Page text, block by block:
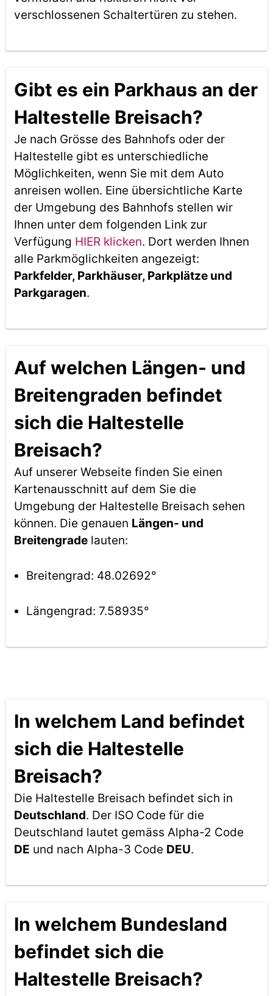
verschlossenen Schaltertüren zu stehen.
Gibt es ein Parkhaus an der
Haltestelle Breisach?
Je nach Grösse des Bahnhofs oder der
Haltestelle gibt es unterschiedliche
Möglichkeiten, wenn Sie mit dem Auto
anreisen wollen. Eine übersichtliche Karte
der Umgebung des Bahnhofs stellen wir
Ihnen unter dem folgenden Link zur
Verfügung HIER klicken. Dort werden Ihnen
alle Parkmöglichkeiten angezeigt:
Parkfelder, Parkhäuser, Parkplätze und
Parkgaragen.
Auf welchen Längen- und
Breitengraden befindet
sich die Haltestelle
Breisach?
Auf unserer Webseite finden Sie einen
Kartenausschnitt auf dem Sie die
Umgebung der Haltestelle Breisach sehen
können. Die genauen Längen- und
Breitengradelauten:
Breitengrad: 48.02692°
Längengrad: 7.58935°
In welchem Land befindet
sich die Haltestelle
Breisach?
Die Haltestelle Breisach befindet sich in
Deutschland. Der ISO Code für die
Deutschland lautet gemäss Alpha-2 Code
DE und nach Alpha-3 Code DEU.
In welchem Bundesland
befindet sich die
Haltestelle Breisach?